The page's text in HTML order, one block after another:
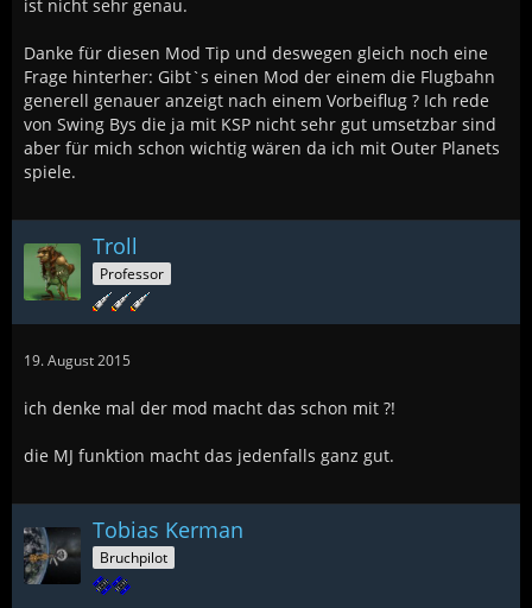
ist nicht sehr genau.
Danke für diesen Mod Tip und deswegen gleich noch eine
Frage hinterher: Gibt`s einen Mod der einem die Flugbahn
generell genauer anzeigt nach einem Vorbeiflug ? Ich rede
von Swing Bys die ja mit KSP nicht sehr gut umsetzbar sind
aber für mich schon wichtig wären da ich mit Outer Planets
spiele.
Troll
Professor
19. August 2015
ich denke mal der mod macht das schon mit ?!
die MJ funktion macht das jedenfalls ganz gut.
Tobias Kerman
Bruchpilot